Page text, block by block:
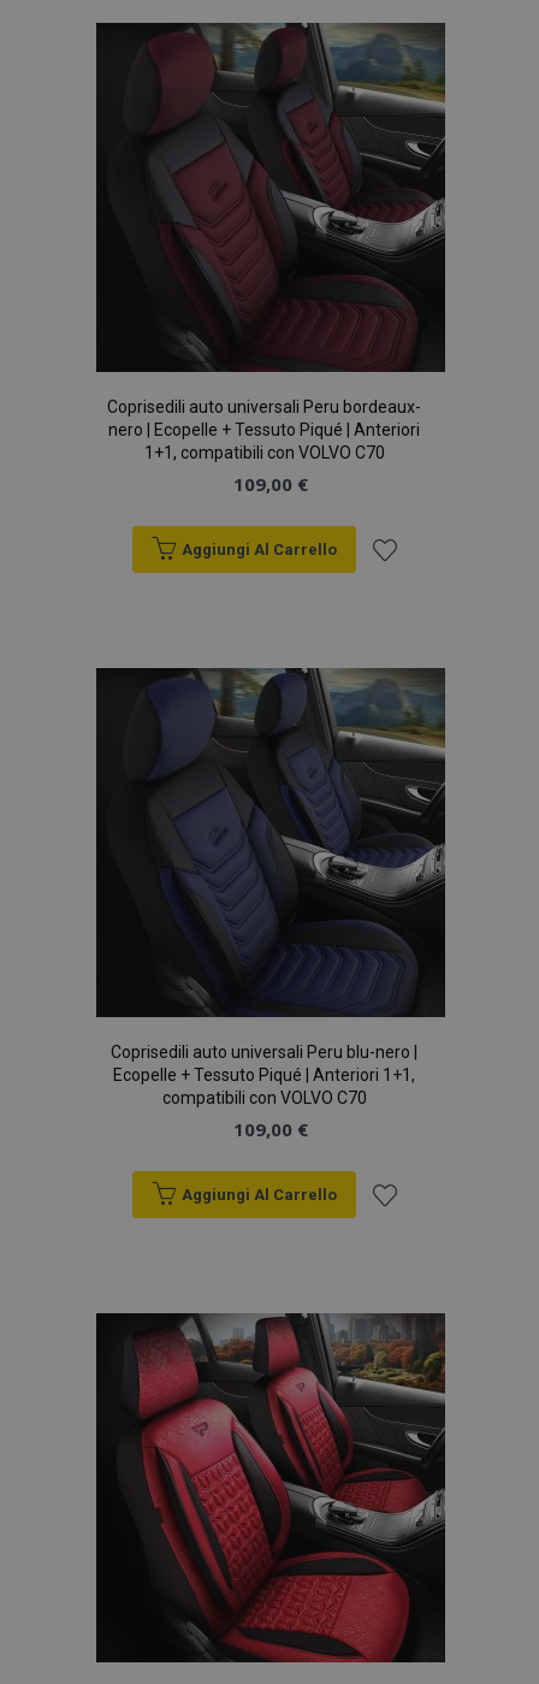
lista
desideri
Coprisedili auto universali Peru bordeaux-
nero | Ecopelle + Tessuto Piqué | Anteriori
1+1, compatibili con VOLVO C70
109,00 €
Aggiungi Al Carrello
lista
desideri
Coprisedili auto universali Peru blu-nero |
Ecopelle + Tessuto Piqué | Anteriori 1+1,
compatibili con VOLVO C70
109,00 €
Aggiungi Al Carrello
lista
desideri